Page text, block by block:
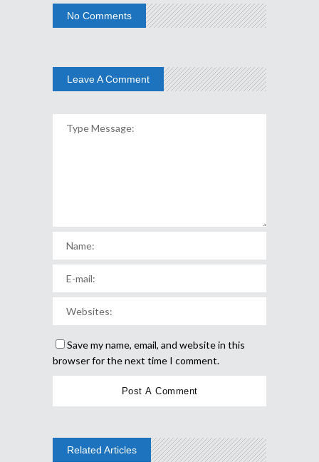
No Comments
Leave A Comment
Save my name, email, and website in this
browser for the next time I comment.
Related Articles